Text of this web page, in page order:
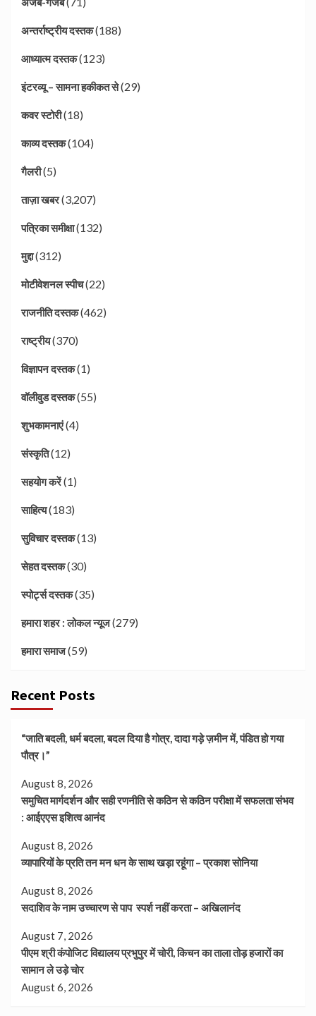
अन्तर्राष्ट्रीय दस्तक(188)
आध्यात्म दस्तक(123)
इंटरव्यू – सामना हकीकत से(29)
कवर स्टोरी(18)
काव्य दस्तक(104)
गैलरी(5)
ताज़ा खबर(3,207)
पत्रिका समीक्षा(132)
मुद्दा(312)
मोटीवेशनल स्पीच(22)
राजनीति दस्तक(462)
राष्ट्रीय(370)
विज्ञापन दस्तक(1)
वॉलीवुड दस्तक(55)
शुभकामनाएं(4)
संस्कृति(12)
सहयोग करें(1)
साहित्य(183)
सुविचार दस्तक(13)
सेहत दस्तक(30)
स्पोर्ट्स दस्तक(35)
हमारा शहर : लोकल न्यूज(279)
हमारा समाज(59)
Recent Posts
“जाति बदली, धर्म बदला, बदल दिया है गोत्र, दादा गड़े ज़मीन में, पंडित हो गया
पौत्र।”
August 8, 2026
समुचित मार्गदर्शन और सही रणनीति से कठिन से कठिन परीक्षा में सफलता संभव
: आईएएस इशित्व आनंद
August 8, 2026
व्यापारियों के प्रति तन मन धन के साथ खड़ा रहूंगा – प्रकाश सोनिया
August 8, 2026
सदाशिव के नाम उच्चारण से पाप स्पर्श नहीं करता – अखिलानंद
August 7, 2026
पीएम श्री कंपोजिट विद्यालय प्रभुपुर में चोरी, किचन का ताला तोड़ हजारों का
सामान ले उड़े चोर
August 6, 2026